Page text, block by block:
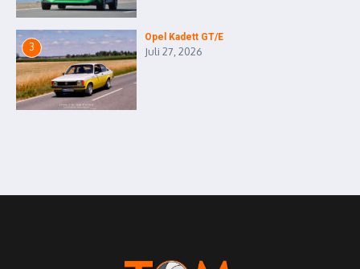
3
Opel Kadett GT/E
Juli 27, 2026